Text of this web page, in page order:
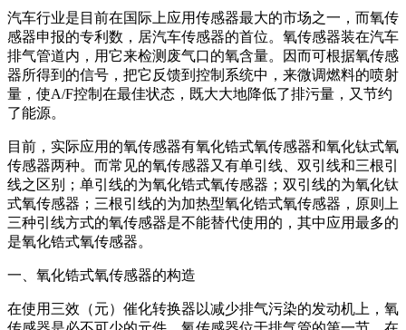
汽车行业是目前在国际上应用传感器最大的市场之一，而氧传
感器申报的专利数，居汽车传感器的首位。氧传感器装在汽车
排气管道内，用它来检测废气口的氧含量。因而可根据氧传感
器所得到的信号，把它反馈到控制系统中，来微调燃料的喷射
量，使A/F控制在最佳状态，既大大地降低了排污量，又节约
了能源。
目前，实际应用的氧传感器有氧化锆式氧传感器和氧化钛式氧
传感器两种。而常见的氧传感器又有单引线、双引线和三根引
线之区别；单引线的为氧化锆式氧传感器；双引线的为氧化钛
式氧传感器；三根引线的为加热型氧化锆式氧传感器，原则上
三种引线方式的氧传感器是不能替代使用的，其中应用最多的
是氧化锆式氧传感器。
一、氧化锆式氧传感器的构造
在使用三效（元）催化转换器以减少排气污染的发动机上，氧